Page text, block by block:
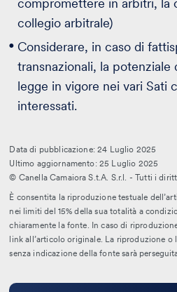
collegio arbitrale)
Considerare, in caso di
transnazionali, la potenziale
legge in vigore nei vari Sati
interessati.
Data di pubblicazione: 24 Luglio 2025
Ultimo aggiornamento: 25 Luglio 2025
© Canella Camaiora S.t.A. S.r.l. - Tutti i
È consentita la riproduzione testuale
nei limiti del 15% della sua totalità a
chiaramente la fonte. In caso di
link all’articolo originale. La riproduzione o
senza indicazione della fonte sarà
Leggi